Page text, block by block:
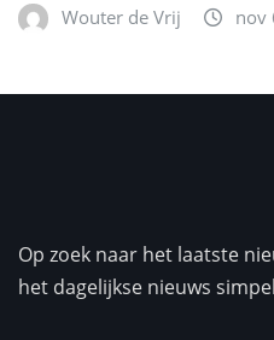
Wouter de Vrij nov
Op zoek naar het laatste
het dagelijkse nieuws